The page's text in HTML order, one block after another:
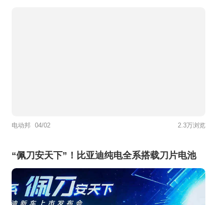
电动邦 04/02 2.3万浏览
“佩刀安天下”！比亚迪纯电全系搭载刀片电池